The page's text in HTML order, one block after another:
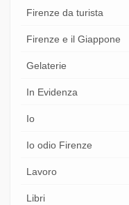
Firenze da turista
Firenze e il Giappone
Gelaterie
In Evidenza
Io
Io odio Firenze
Lavoro
Libri